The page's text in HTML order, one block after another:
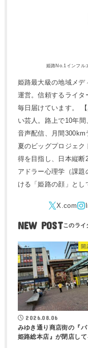
姫路No.1インフル
姫路最大級の地域メデ
運営。信頼するライタ
毎日届けています。
い芸人。路上で10年
音声配信、月間
夏のビッグプロジェ
得を目指し、日本縦断
アドラー心理学（課
ける「姫路の顔」とし
NEW POST
開
2026.08.06
みゆき通り商店街の『パ
姫路総本店』が閉店して